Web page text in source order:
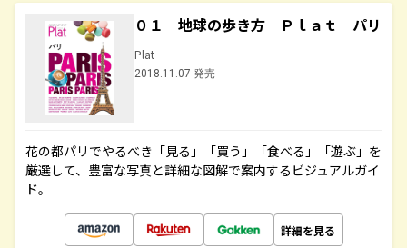
０１ 地球の歩き方 Ｐｌａｔ パリ
Plat
2018.11.07 発売
花の都パリでやるべき「見る」「買う」「食べる」「遊ぶ」を
厳選して、豊富な写真と詳細な図解で案内するビジュアルガイ
ド。
詳細を見る